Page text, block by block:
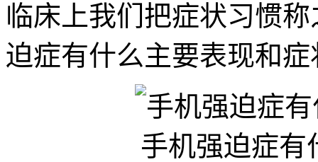
临床上我们把症状习惯
迫症有什么主要表现和症
手机强迫症有